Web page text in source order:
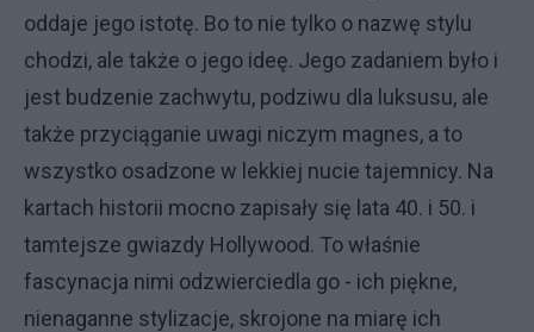
oddaje jego istotę. Bo to nie tylko o nazwę stylu
chodzi, ale także o jego ideę. Jego zadaniem było i
jest budzenie zachwytu, podziwu dla luksusu, ale
także przyciąganie uwagi niczym magnes, a to
wszystko osadzone w lekkiej nucie tajemnicy. Na
kartach historii mocno zapisały się lata 40. i 50. i
tamtejsze gwiazdy Hollywood. To właśnie
fascynacja nimi odzwierciedla go - ich piękne,
nienaganne stylizacje, skrojone na miarę ich